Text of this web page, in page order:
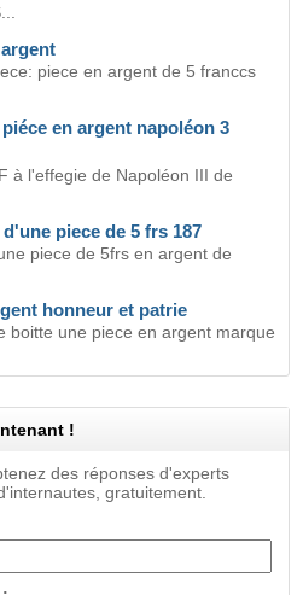
piece en argent de 5 franccs
en argent napoléon 3
à l'effegie de Napoléon III de
piece de 5 frs 187
piece de 5frs en argent de
honneur et patrie
boitte une piece en argent marque
!
des réponses d'experts
gratuitement.